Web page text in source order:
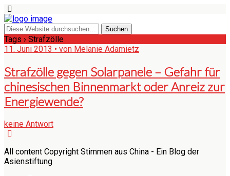
Tags › Strafzölle
11. Juni 2013 • von Melanie Adamietz
Strafzölle gegen Solarpanele – Gefahr für
chinesischen Binnenmarkt oder Anreiz zur
Energiewende?
keine Antwort
All content Copyright Stimmen aus China - Ein Blog der
Asienstiftung